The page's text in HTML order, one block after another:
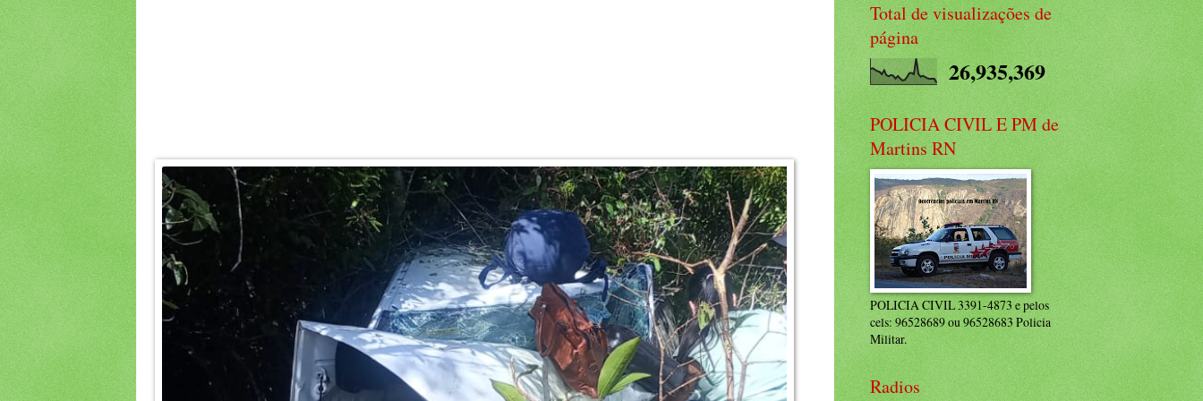
Total de visualizações de
página
26,935,369
POLICIA CIVIL E PM de
Martins RN
POLICIA CIVIL 3391-4873 e pelos
cels: 96528689 ou 96528683 Policia
Militar.
Radios